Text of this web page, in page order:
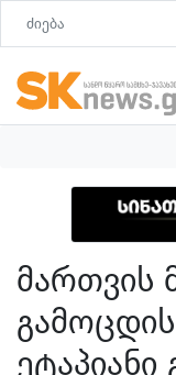
მართვის
ეტაპიანი